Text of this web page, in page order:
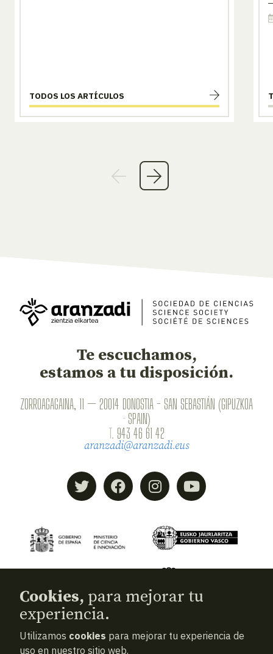
TODOS LOS ARTÍCULOS
Te escuchamos,
estamos a tu disposición.
ZORROAGAGAINA, 11 — 20014 DONOSTIA - SAN SEBASTIÁN (GIPUZKOA
· SPAIN)
T. 943 46 61 42
aranzadi@aranzadi.eus
© 2026Aranzadi — Zientzia elkartea
Cookies, para mejorar tu
experiencia.
Utilizamos cookies para mejorar tu experiencia de
uso en nuestro sitio web.